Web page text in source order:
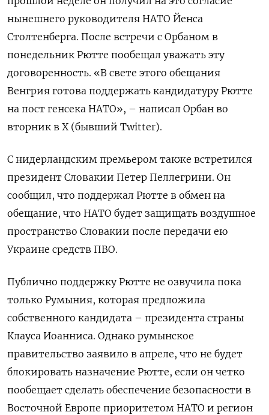
нынешнего руководителя НАТО Йенса
Столтенберга. После встречи с Орбаном в
понедельник Рютте пообещал уважать эту
договоренность. «В свете этого обещания
Венгрия готова поддержать кандидатуру Рютте
на пост генсека НАТО», – написал Орбан во
вторник в Х (бывший Twitter).
С нидерландским премьером также встретился
президент Словакии Петер Пеллегрини. Он
сообщил, что поддержал Рютте в обмен на
обещание, что НАТО будет защищать воздушное
пространство Словакии после передачи ею
Украине средств ПВО.
Публично поддержку Рютте не озвучила пока
только Румыния, которая предложила
собственного кандидата – президента страны
Клауса Иоанниса. Однако румынское
правительство заявило в апреле, что не будет
блокировать назначение Рютте, если он четко
пообещает сделать обеспечение безопасности в
Восточной Европе приоритетом НАТО и регион